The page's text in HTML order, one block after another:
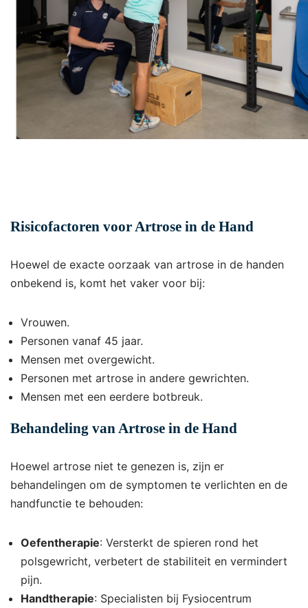
Risicofactoren voor Artrose in de Hand
Hoewel de exacte oorzaak van artrose in de handen
onbekend is, komt het vaker voor bij:
Vrouwen.
Personen vanaf 45 jaar.
Mensen met overgewicht.
Personen met artrose in andere gewrichten.
Mensen met een eerdere botbreuk.
Behandeling van Artrose in de Hand
Hoewel artrose niet te genezen is, zijn er
behandelingen om de symptomen te verlichten en de
handfunctie te behouden:
Oefentherapie: Versterkt de spieren rond het
polsgewricht, verbetert de stabiliteit en vermindert
pijn.
Handtherapie: Specialisten bij Fysiocentrum